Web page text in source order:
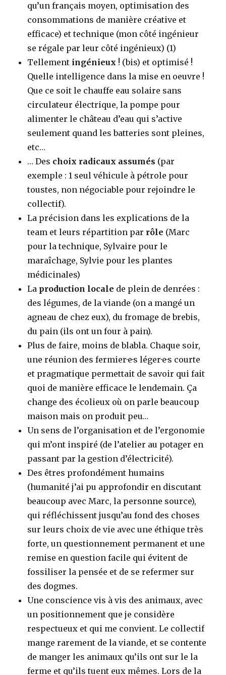
qu’un français moyen, optimisation des
consommations de manière créative et
efficace) et technique (mon côté ingénieur
se régale par leur côté ingénieux) (1)
Tellement ingénieux ! (bis) et optimisé !
Quelle intelligence dans la mise en oeuvre !
Que ce soit le chauffe eau solaire sans
circulateur électrique, la pompe pour
alimenter le château d’eau qui s’active
seulement quand les batteries sont pleines,
etc…
… Des choix radicaux assumés (par
exemple : 1 seul véhicule à pétrole pour
toustes, non négociable pour rejoindre le
collectif).
La précision dans les explications de la
team et leurs répartition par rôle (Marc
pour la technique, Sylvaire pour le
maraîchage, Sylvie pour les plantes
médicinales)
La production locale de plein de denrées :
des légumes, de la viande (on a mangé un
agneau de chez eux), du fromage de brebis,
du pain (ils ont un four à pain).
Plus de faire, moins de blabla. Chaque soir,
une réunion des fermier·e·s léger·e·s courte
et pragmatique permettait de savoir qui fait
quoi de manière efficace le lendemain. Ça
change des écolieux où on parle beaucoup
maison mais on produit peu…
Un sens de l’organisation et de l’ergonomie
qui m’ont inspiré (de l’atelier au potager en
passant par la gestion d’électricité).
Des êtres profondément humains
(humanité j’ai pu approfondir en discutant
beaucoup avec Marc, la personne source),
qui réfléchissent jusqu’au fond des choses
sur leurs choix de vie avec une éthique très
forte, un questionnement permanent et une
remise en question facile qui évitent de
fossiliser la pensée et de se refermer sur
des dogmes.
Une conscience vis à vis des animaux, avec
un positionnement que je considère
respectueux et qui me convient. Le collectif
mange rarement de la viande, et se contente
de manger les animaux qu’ils ont sur le la
ferme et qu’ils tuent eux mêmes. Lors de la